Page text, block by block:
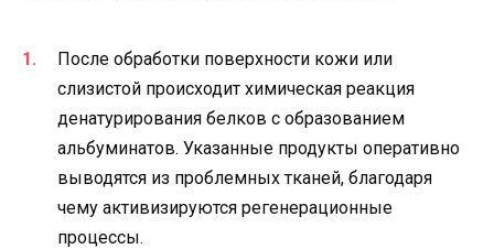
После обработки поверхности кожи или
слизистой происходит химическая реакция
денатурирования белков с образованием
альбуминатов. Указанные продукты оперативно
выводятся из проблемных тканей, благодаря
чему активизируются регенерационные
процессы.